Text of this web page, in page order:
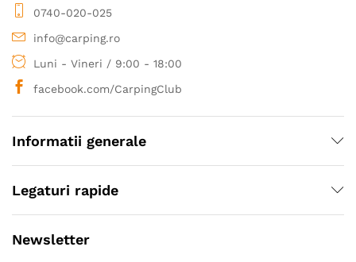
0740-020-025
info@carping.ro
Luni - Vineri / 9:00 - 18:00
facebook.com/CarpingClub
Informatii generale
Legaturi rapide
Newsletter